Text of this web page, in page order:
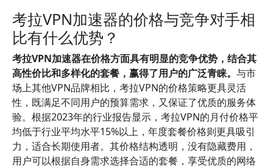
考拉VPN加速器的价格与竞争对手相
比有什么优势？
考拉VPN加速器在价格方面具有明显的竞争优势，结合其
高性价比和多样化的套餐，赢得了用户的广泛青睐。 与市
场上其他VPN品牌相比，考拉VPN的价格策略更具灵活
性，既满足不同用户的预算需求，又保证了优质的服务体
验。根据2023年的行业报告显示，考拉VPN的月付价格平
均低于行业平均水平15%以上，年度套餐价格则更具吸引
力，适合长期使用者。其价格结构透明，没有隐藏费用，
用户可以根据自身需求选择合适的套餐，享受优质的网络